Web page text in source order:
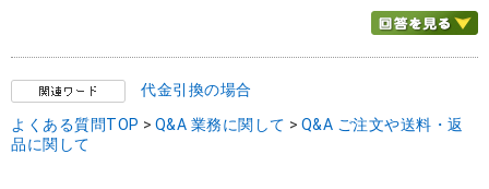
代金引換の場合
よくある質問TOP > Q&A 業務に関して > Q&A ご注文や送料・返
品に関して